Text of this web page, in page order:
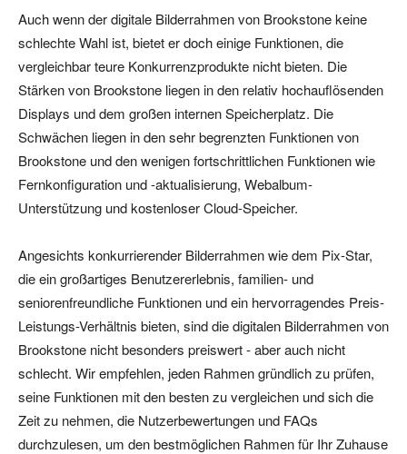
Auch wenn der digitale Bilderrahmen von Brookstone keine
schlechte Wahl ist, bietet er doch einige Funktionen, die
vergleichbar teure Konkurrenzprodukte nicht bieten. Die
Stärken von Brookstone liegen in den relativ hochauflösenden
Displays und dem großen internen Speicherplatz. Die
Schwächen liegen in den sehr begrenzten Funktionen von
Brookstone und den wenigen fortschrittlichen Funktionen wie
Fernkonfiguration und -aktualisierung, Webalbum-
Unterstützung und kostenloser Cloud-Speicher.
Angesichts konkurrierender Bilderrahmen wie dem Pix-Star,
die ein großartiges Benutzererlebnis, familien- und
seniorenfreundliche Funktionen und ein hervorragendes Preis-
Leistungs-Verhältnis bieten, sind die digitalen Bilderrahmen von
Brookstone nicht besonders preiswert - aber auch nicht
schlecht. Wir empfehlen, jeden Rahmen gründlich zu prüfen,
seine Funktionen mit den besten zu vergleichen und sich die
Zeit zu nehmen, die Nutzerbewertungen und FAQs
durchzulesen, um den bestmöglichen Rahmen für Ihr Zuhause